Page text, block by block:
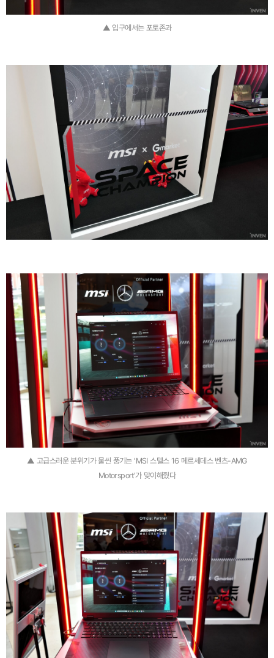
▲ 입구에서는 포토존과
▲ 고급스러운 분위기가 물씬 풍기는 'MSI 스텔스 16 메르세데스 벤츠-AMG
Motorsport'가 맞이해줬다